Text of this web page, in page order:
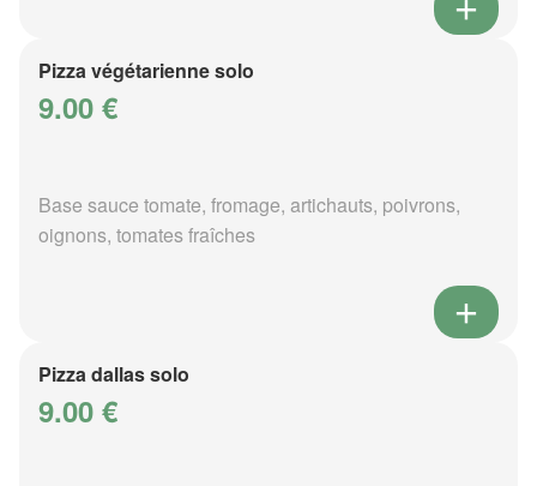
Pizza végétarienne solo
9.00 €
Base sauce tomate, fromage, artichauts, poivrons,
oignons, tomates fraîches
Pizza dallas solo
9.00 €